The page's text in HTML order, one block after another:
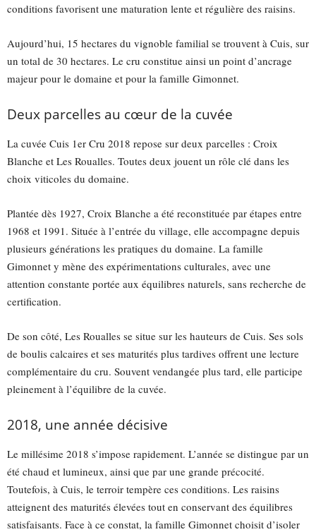
conditions favorisent une maturation lente et régulière des raisins.
Aujourd’hui, 15 hectares du vignoble familial se trouvent à Cuis, sur
un total de 30 hectares. Le cru constitue ainsi un point d’ancrage
majeur pour le domaine et pour la famille Gimonnet.
Deux parcelles au cœur de la cuvée
La cuvée Cuis 1er Cru 2018 repose sur deux parcelles : Croix
Blanche et Les Roualles. Toutes deux jouent un rôle clé dans les
choix viticoles du domaine.
Plantée dès 1927, Croix Blanche a été reconstituée par étapes entre
1968 et 1991. Située à l’entrée du village, elle accompagne depuis
plusieurs générations les pratiques du domaine. La famille
Gimonnet y mène des expérimentations culturales, avec une
attention constante portée aux équilibres naturels, sans recherche de
certification.
De son côté, Les Roualles se situe sur les hauteurs de Cuis. Ses sols
de boulis calcaires et ses maturités plus tardives offrent une lecture
complémentaire du cru. Souvent vendangée plus tard, elle participe
pleinement à l’équilibre de la cuvée.
2018, une année décisive
Le millésime 2018 s’impose rapidement. L’année se distingue par un
été chaud et lumineux, ainsi que par une grande précocité.
Toutefois, à Cuis, le terroir tempère ces conditions. Les raisins
atteignent des maturités élevées tout en conservant des équilibres
satisfaisants. Face à ce constat, la famille Gimonnet choisit d’isoler